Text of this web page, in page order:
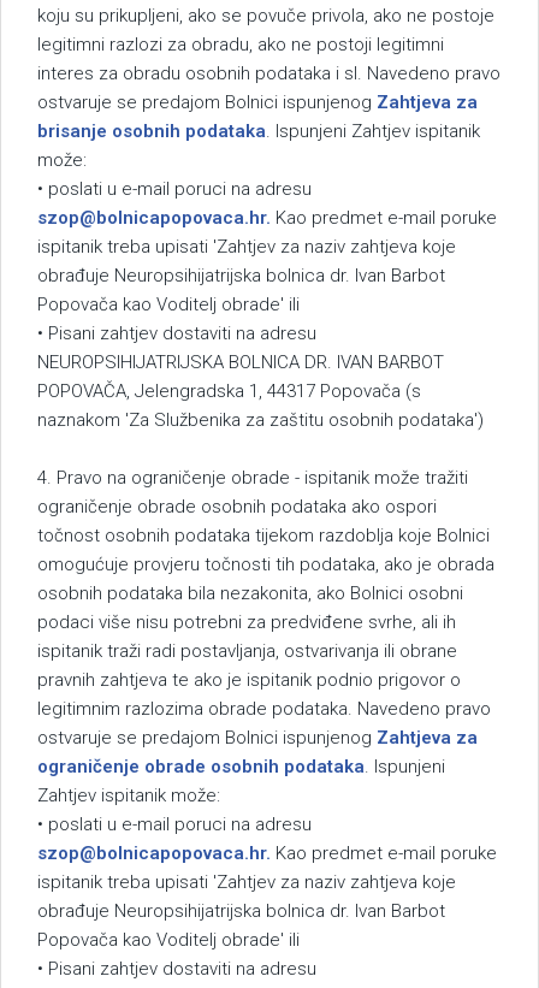
koju su prikupljeni, ako se povuče privola, ako ne postoje
legitimni razlozi za obradu, ako ne postoji legitimni
interes za obradu osobnih podataka i sl. Navedeno pravo
ostvaruje se predajom Bolnici ispunjenog Zahtjeva za
brisanje osobnih podataka. Ispunjeni Zahtjev ispitanik
može:
• poslati u e-mail poruci na adresu
szop@bolnicapopovaca.hr. Kao predmet e-mail poruke
ispitanik treba upisati 'Zahtjev za naziv zahtjeva koje
obrađuje Neuropsihijatrijska bolnica dr. Ivan Barbot
Popovača kao Voditelj obrade' ili
• Pisani zahtjev dostaviti na adresu
NEUROPSIHIJATRIJSKA BOLNICA DR. IVAN BARBOT
POPOVAČA, Jelengradska 1, 44317 Popovača (s
naznakom 'Za Službenika za zaštitu osobnih podataka')
4. Pravo na ograničenje obrade - ispitanik može tražiti
ograničenje obrade osobnih podataka ako ospori
točnost osobnih podataka tijekom razdoblja koje Bolnici
omogućuje provjeru točnosti tih podataka, ako je obrada
osobnih podataka bila nezakonita, ako Bolnici osobni
podaci više nisu potrebni za predviđene svrhe, ali ih
ispitanik traži radi postavljanja, ostvarivanja ili obrane
pravnih zahtjeva te ako je ispitanik podnio prigovor o
legitimnim razlozima obrade podataka. Navedeno pravo
ostvaruje se predajom Bolnici ispunjenog Zahtjeva za
ograničenje obrade osobnih podataka. Ispunjeni
Zahtjev ispitanik može:
• poslati u e-mail poruci na adresu
szop@bolnicapopovaca.hr. Kao predmet e-mail poruke
ispitanik treba upisati 'Zahtjev za naziv zahtjeva koje
obrađuje Neuropsihijatrijska bolnica dr. Ivan Barbot
Popovača kao Voditelj obrade' ili
• Pisani zahtjev dostaviti na adresu